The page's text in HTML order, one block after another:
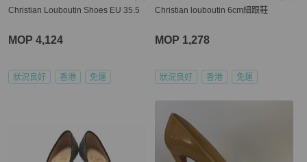
Christian Louboutin Shoes EU 35.5
MOP 4,124
狀況良好 香港 免運
Christian louboutin 6cm細跟鞋
MOP 1,278
狀況良好 香港 免運